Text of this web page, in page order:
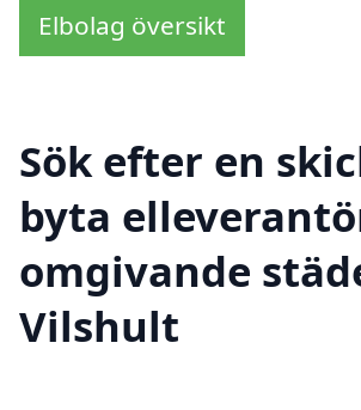
Elbolag översikt
Sök efter en
byta
omgivande
Vilshult